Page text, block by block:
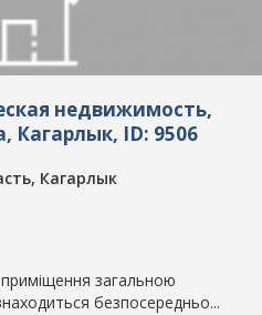
недвижимость,
Кагарлык, ID: 9506
Кагарлык
загальною
безпосередньо...